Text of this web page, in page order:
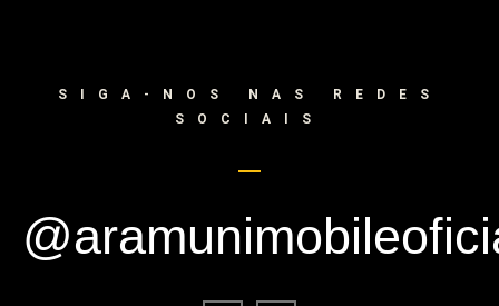
SIGA-NOS NAS REDES
SOCIAIS